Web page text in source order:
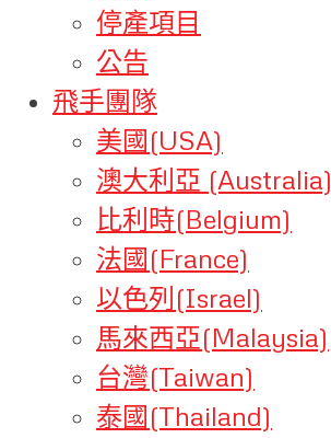
停產項目
公告
飛手團隊
美國(USA)
澳大利亞 (Australia)
比利時(Belgium)
法國(France)
以色列(Israel)
馬來西亞(Malaysia)
台灣(Taiwan)
泰國(Thailand)